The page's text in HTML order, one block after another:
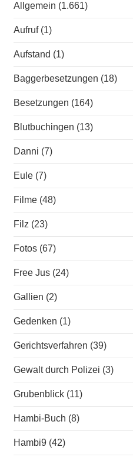
Allgemein (1.661)
Aufruf (1)
Aufstand (1)
Baggerbesetzungen (18)
Besetzungen (164)
Blutbuchingen (13)
Danni (7)
Eule (7)
Filme (48)
Filz (23)
Fotos (67)
Free Jus (24)
Gallien (2)
Gedenken (1)
Gerichtsverfahren (39)
Gewalt durch Polizei (3)
Grubenblick (11)
Hambi-Buch (8)
Hambi9 (42)